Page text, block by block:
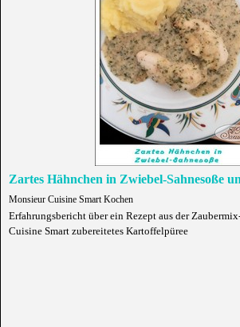
Zartes Hähnchen in Zwiebel-Sahnesoße
Monsieur Cuisine Smart Kochen
Erfahrungsbericht über ein Rezept aus der
Cuisine Smart zubereitetes Kartoffelpüree